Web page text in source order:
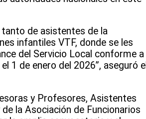
de asistentes de la
infantiles VTF, donde se les
del Servicio Local conforme a
1 de enero del 2026”, aseguró el
y Profesores, Asistentes
la Asociación de Funcionarios